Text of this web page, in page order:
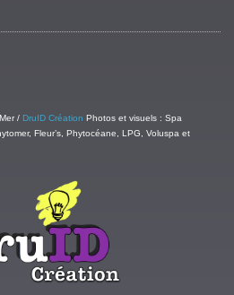
/ DruID Création Photos et visuels : Spa
Fleur’s, Phytocéane, LPG, Voluspa et